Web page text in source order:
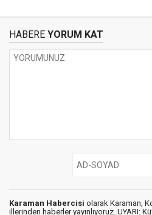
HABERE YORUM KAT
Karaman Habercisi olarak Karaman,
illerinden haberler yayınlıyoruz. UYARI: